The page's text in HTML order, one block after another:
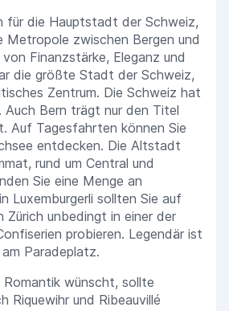
für die Hauptstadt der Schweiz,
Metropole zwischen Bergen und
Finanzstärke, Eleganz und
die größte Stadt der Schweiz,
Zentrum. Die Schweiz hat
Bern trägt nur den Titel
Auf Tagesfahrten können Sie
entdecken. Die Altstadt
rund um Central und
Sie eine Menge an
Luxemburgerli sollten Sie auf
Zürich unbedingt in einer der
probieren. Legendär ist
Paradeplatz.
Romantik wünscht, sollte
Riquewihr und Ribeauvillé